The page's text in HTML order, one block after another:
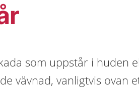
som uppstår i huden
vävnad, vanligtvis ovan